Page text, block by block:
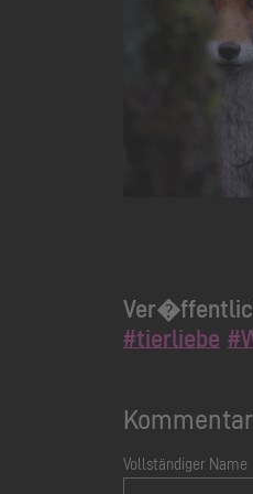
#tierliebe
Vollständiger Name